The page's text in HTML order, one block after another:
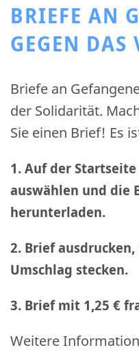
BRIEFE AN
GEGEN DAS
Briefe an
der Solidarität.
Sie einen Brief! Es
1. Auf der Startseite
auswählen und die
herunterladen.
2. Brief
Umschlag stecken.
3. Brief mit 1,25 €
Weitere